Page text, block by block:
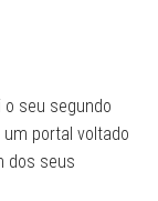
o seu segundo
portal voltado
dos seus